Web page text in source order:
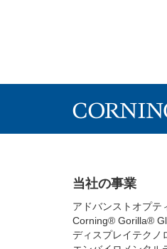
当社の事業
アドバンストオプテ
Corning® Gorilla®
ディスプレイテクノ